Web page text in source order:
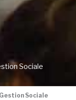
Sociale
Sociale